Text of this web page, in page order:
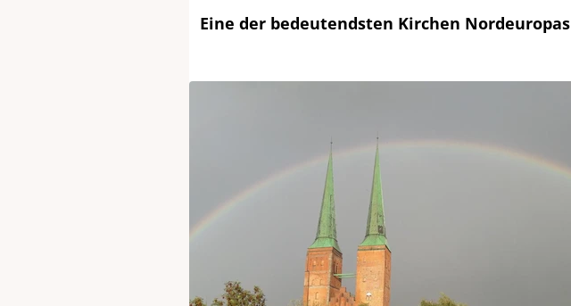
Eine der bedeutendsten Kirchen Nordeuropas